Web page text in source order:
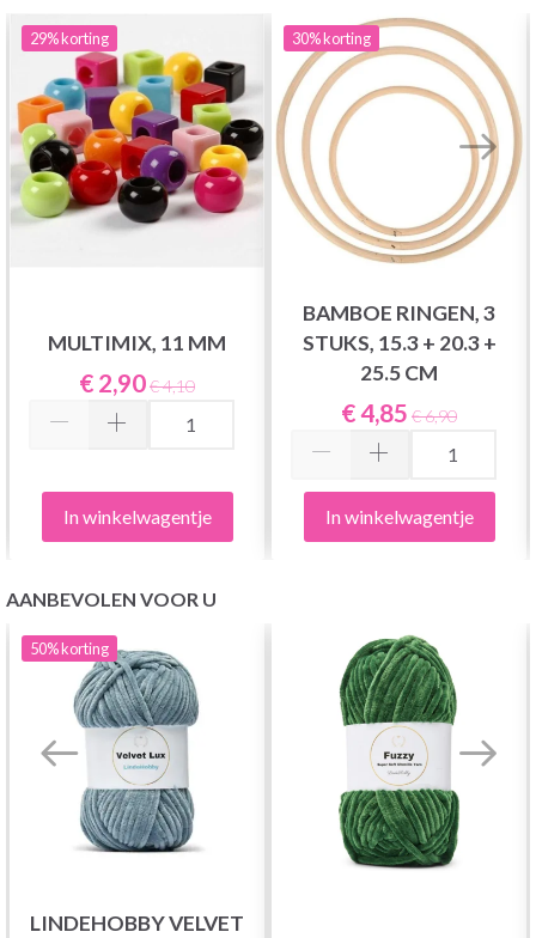
29%korting
MULTIMIX, 11 MM
€ 2,90€ 4,10
In winkelwagentje
30%korting
BAMBOE RINGEN, 3
STUKS, 15.3 + 20.3 +
25.5 CM
€ 4,85 € 6,90
In winkelwagentje
AANBEVOLEN VOOR U
50%korting
LINDEHOBBY VELVET